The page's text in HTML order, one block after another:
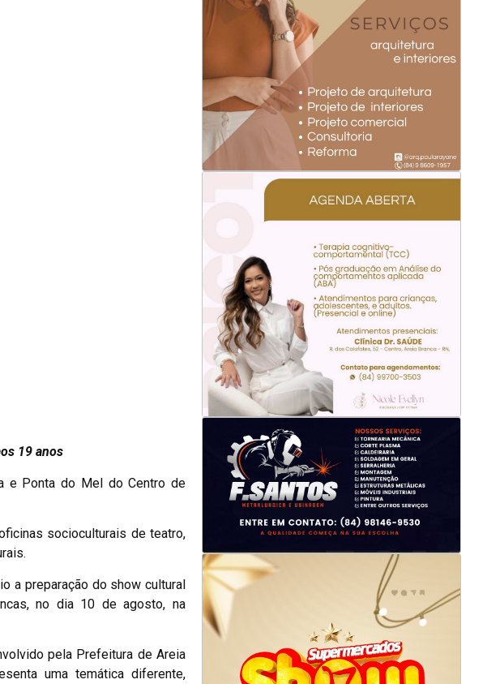
19 anos
e Ponta do Mel do Centro de
socioculturais de teatro,
a preparação do show cultural
no dia 10 de agosto, na
pela Prefeitura de Areia
uma temática diferente,